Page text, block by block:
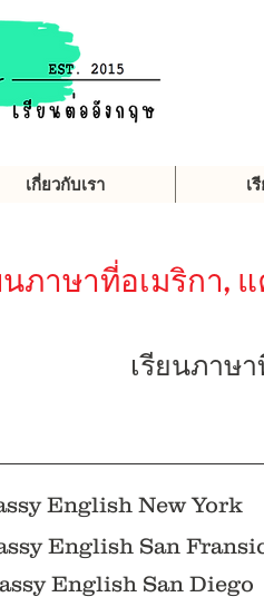
เกี่ยวกับเรา เ
นภาษาที่อเมริกา,
เรียนภาษ
English New York
English San
English San Diego